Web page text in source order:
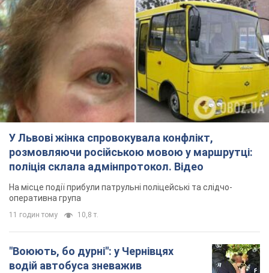
У Львові жінка спровокувала конфлікт,
розмовляючи російською мовою у маршрутці:
поліція склала адмінпротокол. Відео
На місце події прибули патрульні поліцейські та слідчо-
оперативна група
11 годин тому 10,8 т.
"Воюють, бо дурні": у Чернівцях
водій автобуса зневажив